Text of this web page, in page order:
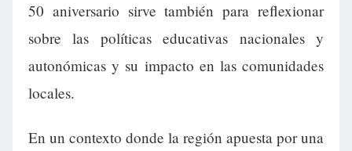
50 aniversario sirve también para reflexionar
sobre las políticas educativas nacionales y
autonómicas y su impacto en las comunidades
locales.
En un contexto donde la región apuesta por una